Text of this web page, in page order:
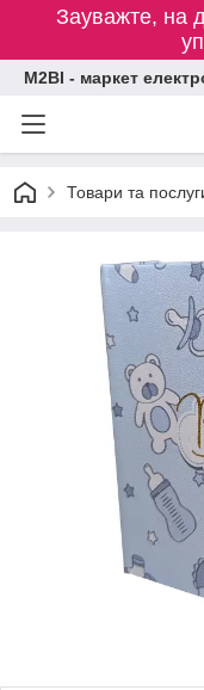
Зауважте, на
M2BI - маркет
Товари та